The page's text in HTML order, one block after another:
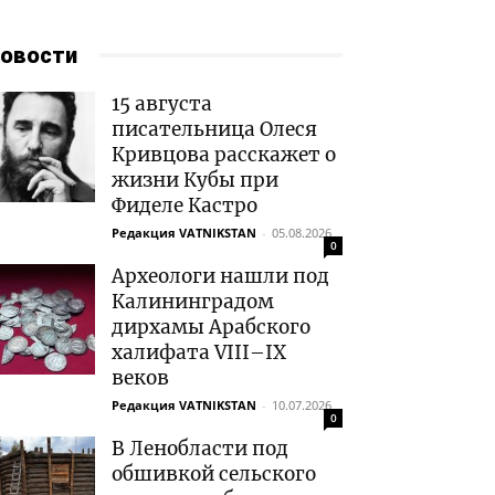
15 августа
писательница Олеся
Кривцова расскажет о
жизни Кубы при
Фиделе Кастро
Редакция VATNIKSTAN - 05.08.2026
0
Археологи нашли под
Калининградом
дирхамы Арабского
халифата VIII–IX
веков
Редакция VATNIKSTAN - 10.07.2026
0
В Ленобласти под
обшивкой сельского